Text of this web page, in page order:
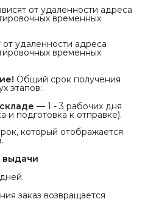
от удаленности адреса
временных
удаленности адреса
временных
Общий срок получения
этапов:
— 1 - 3 рабочих дня
и подготовка к отправке).
который отображается
выдачи
заказ возвращается